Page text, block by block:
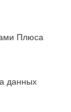
Плюса
данных